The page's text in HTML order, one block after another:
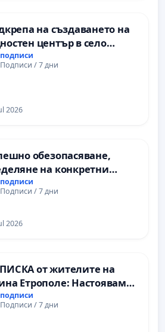
на създаването на
център в село
/ 7 дни
2026
обезопасяване,
на конкретни
и извършване на
рехабилитация на
възел АМ „Тракия“ - гр.
/ 7 дни
2026
от жителите на
Етрополе: Настояваме
гаранции от “Елаците-
АД и от държавата, че ще
/ 7 дни